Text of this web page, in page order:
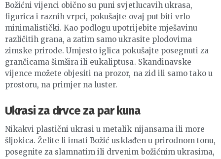
Božićni vijenci obično su puni svjetlucavih ukrasa,
figurica i raznih vrpci, pokušajte ovaj put biti vrlo
minimalistički. Kao podlogu upotrijebite mješavinu
različitih grana, a zatim samo ukrasite plodovima
zimske prirode. Umjesto iglica pokušajte posegnuti za
grančicama šimšira ili eukaliptusa. Skandinavske
vijence možete objesiti na prozor, na zid ili samo tako u
prostoru, na primjer na luster.
Ukrasi za drvce za par kuna
Nikakvi plastični ukrasi u metalik nijansama ili more
šljokica. Želite li imati Božić usklađen u prirodnom tonu,
posegnite za slamnatim ili drvenim božićnim ukrasima,